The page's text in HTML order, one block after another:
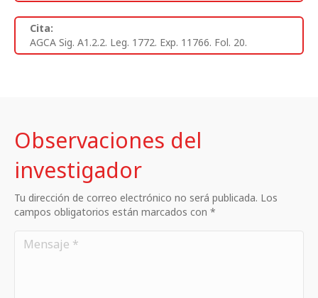
Cita:
AGCA Sig. A1.2.2. Leg. 1772. Exp. 11766. Fol. 20.
Observaciones del
investigador
Tu dirección de correo electrónico no será publicada. Los
campos obligatorios están marcados con *